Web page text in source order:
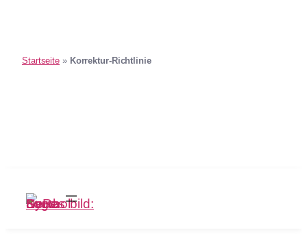
Startseite » Korrektur-Richtlinie